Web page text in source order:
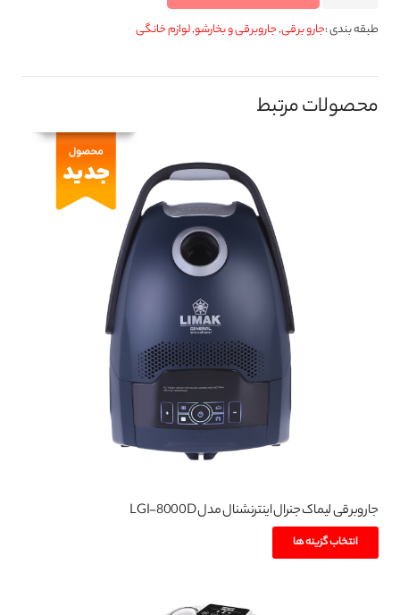
جنرال
طبقه بندی :جارو برقی,جاروبرقی و بخارشو,لوازم خانگی
محصولات مرتبط
جاروبرقی لیماک جنرال اینترنشنال مدل LGI-8000D
انتخاب گزینه ها
محصول